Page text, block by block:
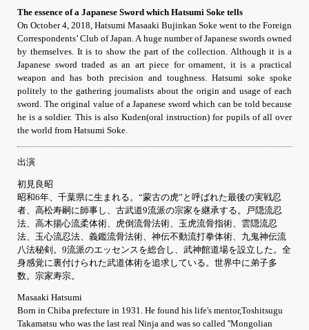
The essence of a Japanese Sword which Hatsumi Soke tells
On October 4, 2018, Hatsumi Masaaki Bujinkan Soke went to the Foreign
Correspondents’ Club of Japan. A huge number of Japanese swords owned
by themselves. It is to show the part of the collection. Although it is a
Japanese sword traded as an art piece for ornament, it is a practical
weapon and has both precision and toughness. Hatsumi soke spoke
politely to the gathering journalists about the origin and usage of each
sword. The original value of a Japanese sword which can be told because
he is a soldier. This is also Kuden(oral instruction) for pupils of all over
the world from Hatsumi Soke.
出演
初見良昭
昭和6年、千葉県に生まれる。“蒙古の虎”と呼ばれた最後の実戦忍
者、高松寿嗣に師事し、古武道9流派の宗家を継承する。戸隠流忍
法、高木揚心流柔体術、虎倒流骨法術、玉虎流骨指術、雲隠流忍
法、玉心流忍法、義鑑流骨法術、神伝不動流打拳体術、九鬼神伝流
八法秘剣。9流派のエッセンスを総合し、武神館道場を設立した。全
身感覚に裏付けられた武道体術を追求している。世界中に弟子多
数。宗家寿宗。
Masaaki Hatsumi
Born in Chiba prefecture in 1931. He found his life's mentor,Toshitsugu
Takamatsu who was the last real Ninja and was so called ''Mongolian